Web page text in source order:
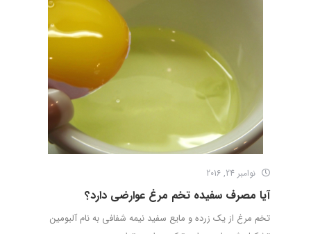
نوامبر 24, 2016
آیا مصرف سفیده تخم مرغ عوارضی دارد؟
تخم مرغ از یک زرده و مایع سفید نیمه شفافی به نام آلبومین